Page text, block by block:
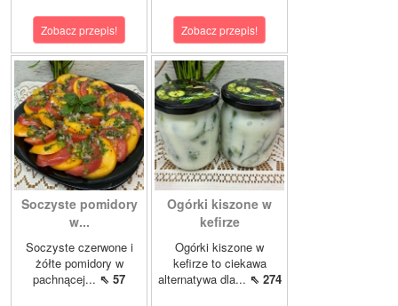
Zobacz przepis! Zobacz przepis!
Soczyste pomidory
w...
Soczyste czerwone i
żółte pomidory w
pachnącej... ⇖ 57
Ogórki kiszone w
kefirze
Ogórki kiszone w
kefirze to ciekawa
alternatywa dla... ⇖ 274